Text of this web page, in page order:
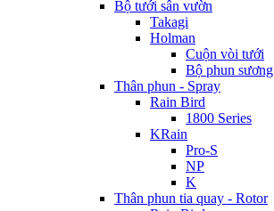
Bộ tưới sân vườn
Takagi
Holman
Cuộn vòi tưới
Bộ phun sương
Thân phun - Spray
Rain Bird
1800 Series
KRain
Pro-S
NP
K
Thân phun tia quay - Rotor